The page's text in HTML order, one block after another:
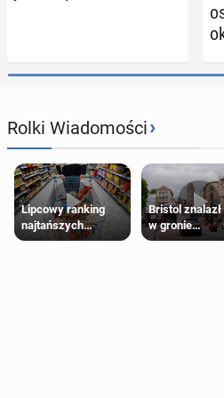
Rolki Wiadomości›
Lipcowy ranking
najtańszych
supermarketów
Bristol znalazł
w gronie
najlepszych